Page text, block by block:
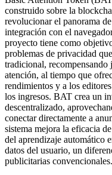
construido sobre la
revolucionar el panorama
integración con el
proyecto tiene como
problemas de privacidad
tradicional, recompensando
atención, al tiempo que
rendimientos y a los
los ingresos. BAT crea un
descentralizado,
conectar directamente a
sistema mejora la eficacia
del aprendizaje automático
datos del usuario, un
publicitarias convencionales.